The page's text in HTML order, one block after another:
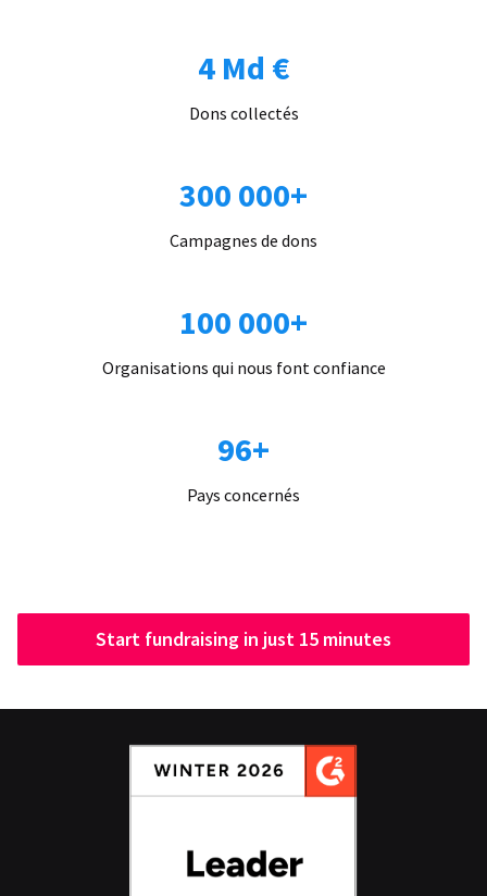
4 Md €
Dons collectés
300 000+
Campagnes de dons
100 000+
Organisations qui nous font confiance
96+
Pays concernés
Start fundraising in just 15 minutes